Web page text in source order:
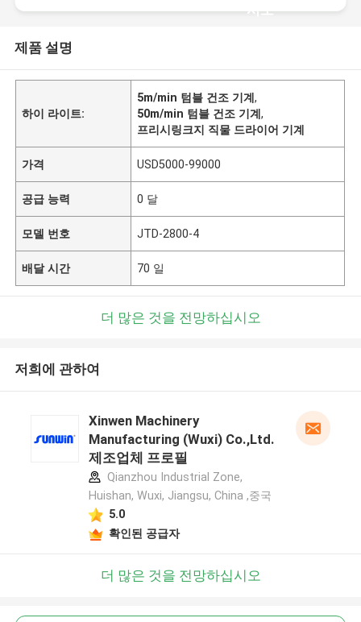
시오
제품 설명
하이 라이트:
5m/min 텀블 건조 기계,
50m/min 텀블 건조 기계,
프리시링크지 직물 드라이어 기계
가격 USD5000-99000
공급 능력 0 달
모델 번호 JTD-2800-4
배달 시간 70 일
더 많은 것을 전망하십시오
저희에 관하여
Xinwen Machinery
Manufacturing (Wuxi) Co.,Ltd.
제조업체 프로필
Qianzhou Industrial Zone,
Huishan, Wuxi, Jiangsu, China ,중국
5.0
확인된 공급자
더 많은 것을 전망하십시오